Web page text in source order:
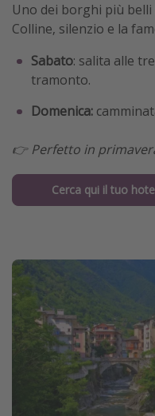
Uno dei borghi più
Colline, silenzio e la
Sabato: salita alle
tramonto.
Domenica:
👉 Perfetto in
Cerca qui il tuo